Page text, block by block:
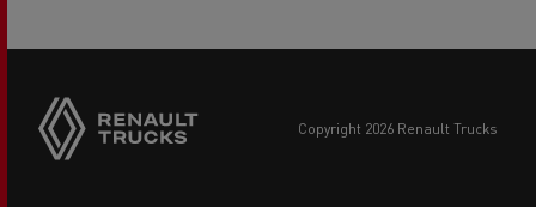
copyright 2026 Renault Trucks